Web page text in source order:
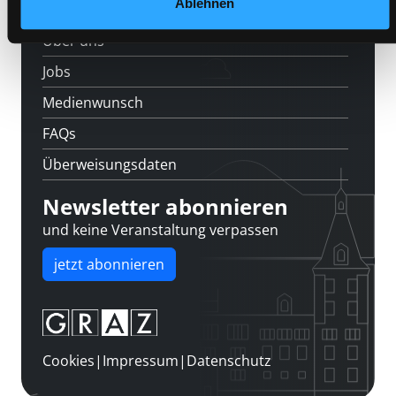
Über uns
Jobs
Medienwunsch
FAQs
Überweisungsdaten
Newsletter abonnieren
und keine Veranstaltung verpassen
jetzt abonnieren
Cookies| Impressum| Datenschutz